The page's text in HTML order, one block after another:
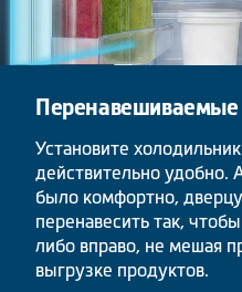
Перенавешиваемые
Установите
действительно удобно.
было комфортно,
перенавесить так,
либо вправо, не мешая
выгрузке продуктов.